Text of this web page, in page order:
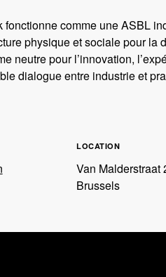
fonctionne comme une ASBL
physique et sociale pour la
neutre pour l’innovation,
dialogue entre industrie et
LOCATION
Van Malderstraat
Brussels